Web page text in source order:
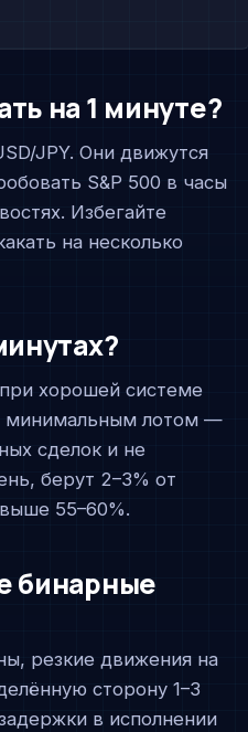
на 1 минуте?
JPY. Они движутся
S&P 500 в часы
Избегайте
на несколько
хорошей системе
минимальным лотом —
сделок и не
берут 2–3% от
55–60%.
бинарные
резкие движения на
сторону 1–3
в исполнении